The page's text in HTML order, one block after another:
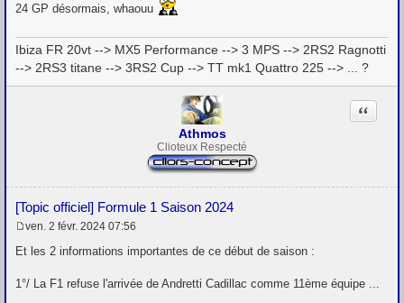
s
g
e
24 GP désormais, whaouu
Ibiza FR 20vt --> MX5 Performance --> 3 MPS --> 2RS2 Ragnotti
--> 2RS3 titane --> 3RS2 Cup --> TT mk1 Quattro 225 --> ... ?
Athmos
Clioteux Respecté
[Topic officiel] Formule 1 Saison 2024
Citation
e
a
ven. 2 févr. 2024 07:56
Et les 2 informations importantes de ce début de saison :
1°/ La F1 refuse l'arrivée de Andretti Cadillac comme 11ème équipe ...